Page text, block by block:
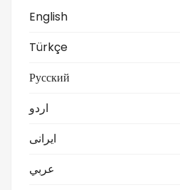
English
Türkçe
Русский
اردو
ایرانی
عربي